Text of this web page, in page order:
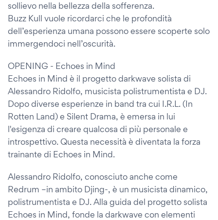
sollievo nella bellezza della sofferenza.
Buzz Kull vuole ricordarci che le profondità
dell’esperienza umana possono essere scoperte solo
immergendoci nell’oscurità.
OPENING - Echoes in Mind
Echoes in Mind è il progetto darkwave solista di
Alessandro Ridolfo, musicista polistrumentista e DJ.
Dopo diverse esperienze in band tra cui I.R.L. (In
Rotten Land) e Silent Drama, è emersa in lui
l'esigenza di creare qualcosa di più personale e
introspettivo. Questa necessità è diventata la forza
trainante di Echoes in Mind.
Alessandro Ridolfo, conosciuto anche come
Redrum –in ambito Djing-, è un musicista dinamico,
polistrumentista e DJ. Alla guida del progetto solista
Echoes in Mind, fonde la darkwave con elementi